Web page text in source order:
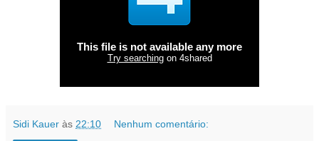
Sidi Kauer às 22:10 Nenhum comentário: